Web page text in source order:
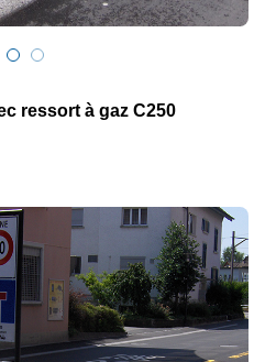
ressort à gaz C250